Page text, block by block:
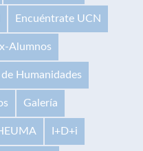
Encuéntrate UCN
Alumnos
Humanidades
Galería
I+D+i